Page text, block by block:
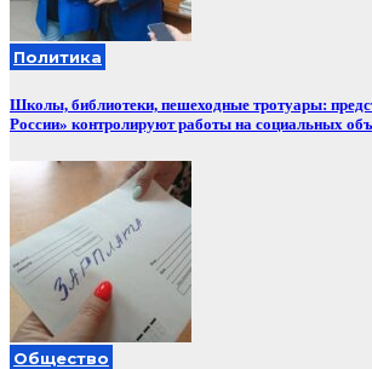
Политика
Школы, библиотеки, пешеходные тротуары:
России» контролируют работы на социальных
Общество